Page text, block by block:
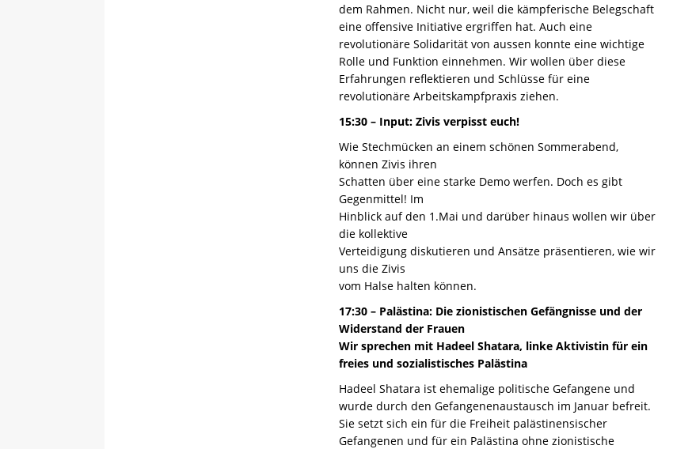
dem Rahmen. Nicht nur, weil die kämpferische Belegschaft
eine offensive Initiative ergriffen hat. Auch eine
revolutionäre Solidarität von aussen konnte eine wichtige
Rolle und Funktion einnehmen. Wir wollen über diese
Erfahrungen reflektieren und Schlüsse für eine
revolutionäre Arbeitskampfpraxis ziehen.
15:30 – Input: Zivis verpisst euch!
Wie Stechmücken an einem schönen Sommerabend,
können Zivis ihren
Schatten über eine starke Demo werfen. Doch es gibt
Gegenmittel! Im
Hinblick auf den 1.Mai und darüber hinaus wollen wir über
die kollektive
Verteidigung diskutieren und Ansätze präsentieren, wie wir
uns die Zivis
vom Halse halten können.
17:30 – Palästina: Die zionistischen Gefängnisse und der
Widerstand der Frauen
Wir sprechen mit Hadeel Shatara, linke Aktivistin für ein
freies und sozialistisches Palästina
Hadeel Shatara ist ehemalige politische Gefangene und
wurde durch den Gefangenenaustausch im Januar befreit.
Sie setzt sich ein für die Freiheit palästinensischer
Gefangenen und für ein Palästina ohne zionistische